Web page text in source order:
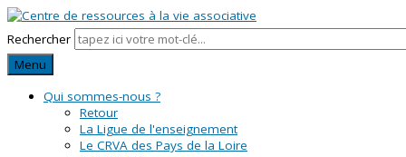
Rechercher
Menu
Qui sommes-nous ?
Retour
La Ligue de l'enseignement
Le CRVA des Pays de la Loire